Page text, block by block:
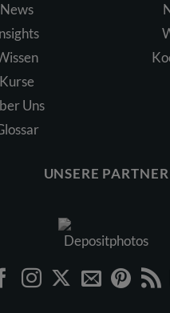
News
Kurse
Uns
UNSERE PARTNER